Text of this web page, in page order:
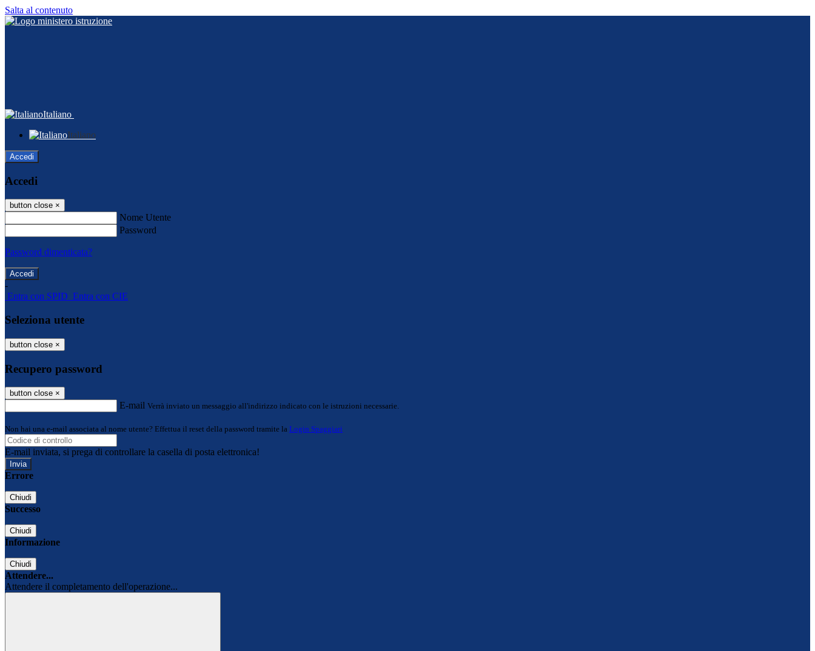
Salta al contenuto
Italiano
Italiano
Accedi
Accedi
button close ×
Nome Utente
Password
Password dimenticata?
-
Entra con SPID Entra con CIE
Seleziona utente
button close ×
Recupero password
button close ×
E-mail Verrà inviato un messaggio all'indirizzo indicato con le istruzioni necessarie.
Non hai una e-mail associata al nome utente? Effettua il reset della password tramite la Login Spaggiari
E-mail inviata, si prega di controllare la casella di posta elettronica!
Errore
Chiudi
Successo
Chiudi
Informazione
Chiudi
Attendere...
Attendere il completamento dell'operazione...